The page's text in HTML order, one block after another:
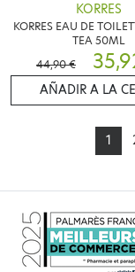
KORRES
KORRES EAU DE
TEA 50ML
44,90 €
AÑADIR A LA
1